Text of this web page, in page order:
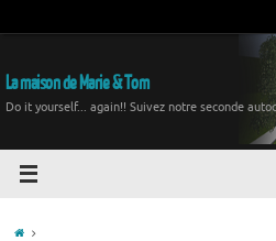
La maison de Marie & Tom
Do it yourself... again!! Suivez notre seconde